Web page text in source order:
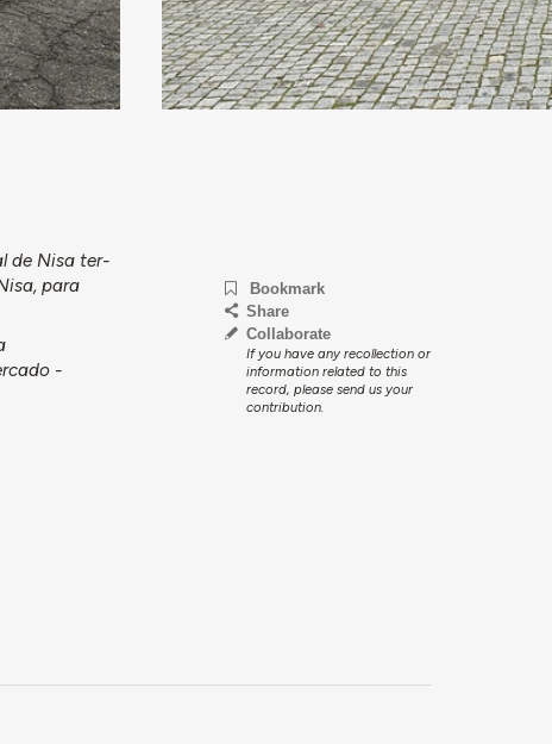
de Nisa ter-
para
-
Bookmark
Share
Collaborate
If you have any recollection or
information related to this
record, please send us your
contribution.